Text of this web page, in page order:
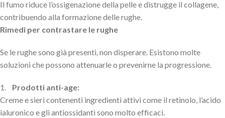
Il fumo riduce l’ossigenazione della pelle e distrugge il collagene,
contribuendo alla formazione delle rughe.
Rimedi per contrastare le rughe
Se le rughe sono già presenti, non disperare. Esistono molte
soluzioni che possono attenuarle o prevenirne la progressione.
1. Prodotti anti-age:
Creme e sieri contenenti ingredienti attivi come il retinolo, l’acido
ialuronico e gli antiossidanti sono molto efficaci.